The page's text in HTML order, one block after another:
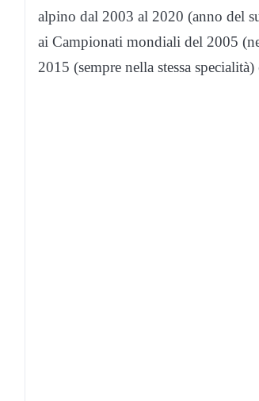
alpino dal 2003 al 2020 (anno del
ai Campionati mondiali del 2005
2015 (sempre nella stessa